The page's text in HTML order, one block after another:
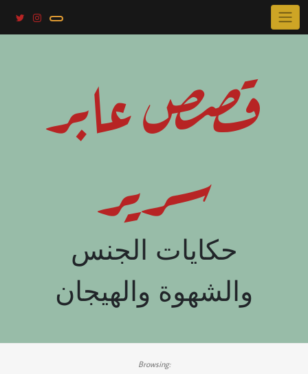
قصص عابر
سرير
حكايات الجنس
والشهوة والهيجان
Browsing: